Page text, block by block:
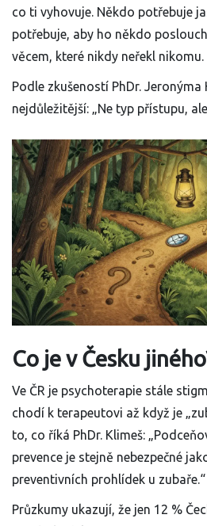
co ti vyhovuje. Někdo potřebuje
potřebuje, aby ho někdo
věcem, které nikdy neřekl nikomu.
Podle zkušeností PhDr. Jeronýma
nejdůležitější: „Ne typ přístupu,
Co je v Česku
Ve ČR je psychoterapie stále
chodí k terapeutovi až když je
to, co říká PhDr. Klimeš:
prevence je stejně nebezpečné
preventivních prohlídek u zubaře.“
Průzkumy ukazují, že jen 12 %